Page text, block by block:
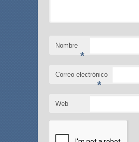
Nombre
*
Correo electrónico
*
Web